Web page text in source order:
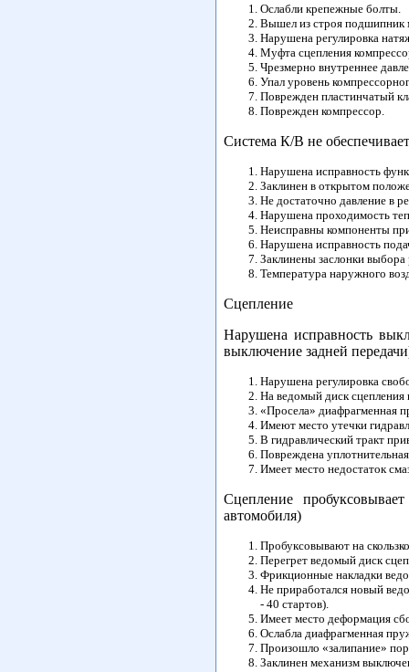
Ослабли крепежные болты.
Вышел из строя подшипник
Нарушена регулировка
Муфта сцепления
Чрезмерно внутреннее
Упал уровень
Поврежден пластинчатый
Поврежден компрессор.
Система К/В не
Нарушена исправность
Заклинен в открытом
Не достаточно давление в
Нарушена проходимость
Неисправны компоненты
Нарушена исправность
Заклинены заслонки
Температура наружного
Сцепление
Нарушена исправность
выключение задней
Нарушена регулировка
На ведомый диск сцепления
«Просела» диафрагменная
Имеют место утечки
В гидравлический тракт
Повреждена
Имеет место недостаток
Сцепление
автомобиля)
Пробуксовывают на
Перегрет ведомый диск
Фрикционные накладки
Не приработался новый
- 40 стартов).
Имеет место деформация
Ослабла диафрагменная
Произошло «залипание»
Заклинен механизм